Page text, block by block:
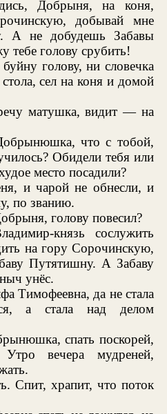
Добрыня, на коня,
добывай мне
А не добудешь Забавы
голову срубить!
голову, ни словечка
стола, сел на коня и домой
матушка, видит — на
что с тобой,
Обидели тебя или
место посадили?
и чарой не обнесли, и
по званию.
голову повесил?
князь сослужить
на гору Сорочинскую,
Путятишну. А Забаву
унёс.
Тимофеевна, да не стала
а стала над делом
спать поскорей,
вечера мудреней,
Спит, храпит, что поток